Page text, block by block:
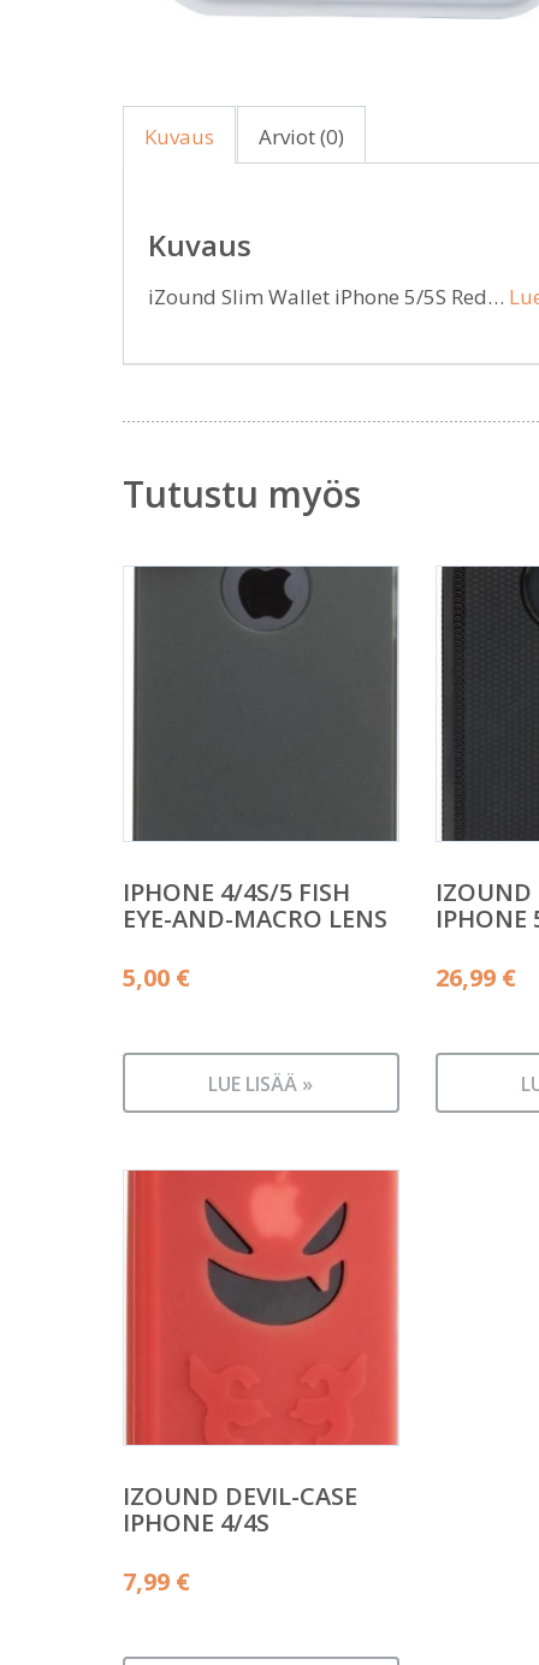
Kuvaus Arviot (0)
Kuvaus
iZound Slim Wallet iPhone 5/5S Red…
Tutustu myös
IPHONE 4/4S/5 FISH
EYE-AND-MACRO LENS
5,00 €
LUE LISÄÄ »
IZOUND
IPHONE
26,99 €
IZOUND DEVIL-CASE
IPHONE 4/4S
7,99 €